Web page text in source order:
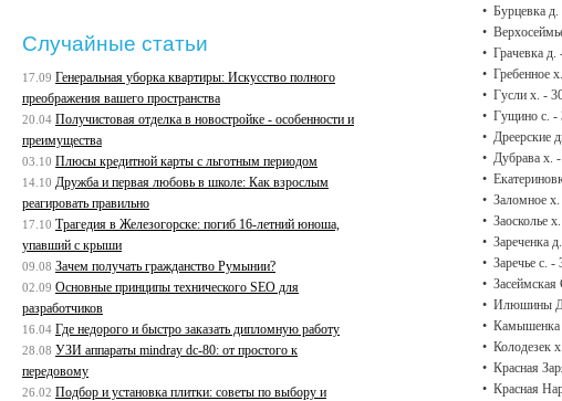
Бурцевка
Грачевка д.
Гребенное
Гусли х. -
Гущино с. -
Дреерские
Дубрава х.
Заломное
Заосколье
Зареченка
Заречье с. -
Засеймская
Илюшины
Камышенка
Колодезек
Красная
Красная
Случайные статьи
17.09 Генеральная уборка квартиры: Искусство полного
преображения вашего пространства
20.04 Получистовая отделка в новостройке - особенности и
преимущества
03.10 Плюсы кредитной карты с льготным периодом
14.10 Дружба и первая любовь в школе: Как взрослым
реагировать правильно
17.10 Трагедия в Железогорске: погиб 16-летний юноша,
упавший с крыши
09.08 Зачем получать гражданство Румынии?
02.09 Основные принципы технического SEO для
разработчиков
16.04 Где недорого и быстро заказать дипломную работу
28.08 УЗИ аппараты mindray dc-80: от простого к
передовому
26.02 Подбор и установка плитки: советы по выбору и